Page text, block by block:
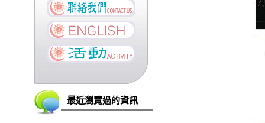
最近瀏覽過的資訊